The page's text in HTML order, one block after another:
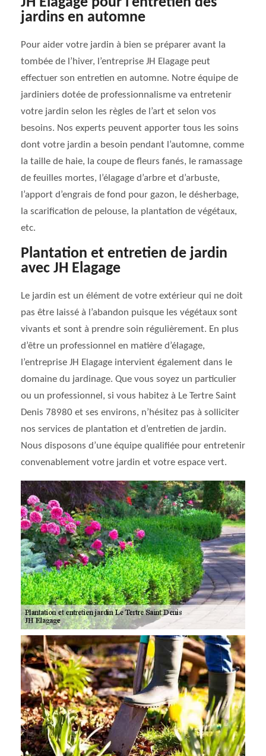
jardins en automne
Pour aider votre jardin à bien se préparer avant la
tombée de l’hiver, l’entreprise JH Elagage peut
effectuer son entretien en automne. Notre équipe de
jardiniers dotée de professionnalisme va entretenir
votre jardin selon les règles de l’art et selon vos
besoins. Nos experts peuvent apporter tous les soins
dont votre jardin a besoin pendant l’automne, comme
la taille de haie, la coupe de fleurs fanés, le ramassage
de feuilles mortes, l’élagage d’arbre et d’arbuste,
l’apport d’engrais de fond pour gazon, le désherbage,
la scarification de pelouse, la plantation de végétaux,
etc.
Plantation et entretien de jardin
avec JH Elagage
Le jardin est un élément de votre extérieur qui ne doit
pas être laissé à l’abandon puisque les végétaux sont
vivants et sont à prendre soin régulièrement. En plus
d’être un professionnel en matière d’élagage,
l’entreprise JH Elagage intervient également dans le
domaine du jardinage. Que vous soyez un particulier
ou un professionnel, si vous habitez à Le Tertre Saint
Denis 78980 et ses environs, n’hésitez pas à solliciter
nos services de plantation et d’entretien de jardin.
Nous disposons d’une équipe qualifiée pour entretenir
convenablement votre jardin et votre espace vert.